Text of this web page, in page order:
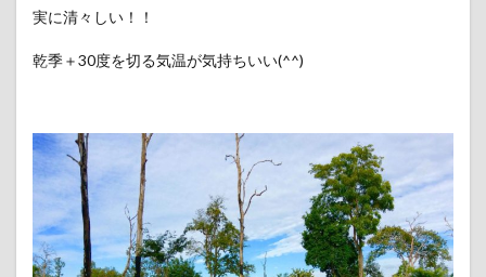
実に清々しい！！
乾季＋30度を切る気温が気持ちいい(^^)